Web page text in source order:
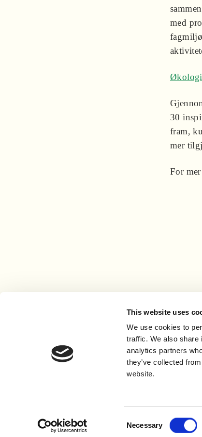
This website uses
We use cookies to
traffic. We also share
analytics partners
they’ve collected
website.
Necessary
med
30
fram,
mer
For
TELEFON